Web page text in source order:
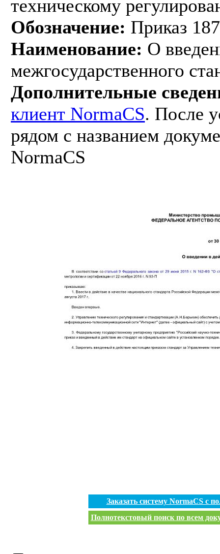
техническому
Обозначение: Приказ
Наименование: О
межгосударственного
Дополнительные
клиент NormaCS. После
рядом с названием
NormaCS
Заказать систему NormaCS с
Полнотекстовый поиск по всем